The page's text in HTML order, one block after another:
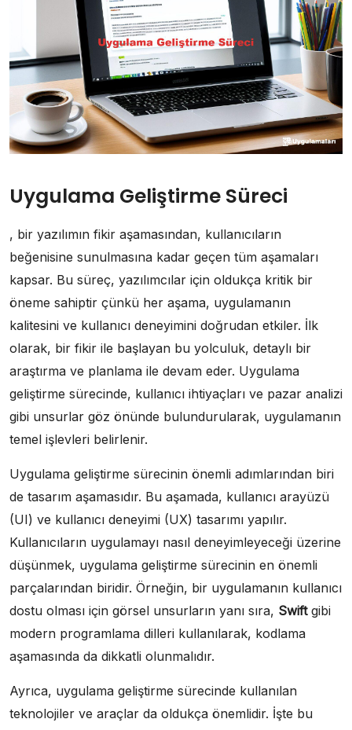
Uygulama Geliştirme Süreci
, bir yazılımın fikir aşamasından, kullanıcıların
beğenisine sunulmasına kadar geçen tüm aşamaları
kapsar. Bu süreç, yazılımcılar için oldukça kritik bir
öneme sahiptir çünkü her aşama, uygulamanın
kalitesini ve kullanıcı deneyimini doğrudan etkiler. İlk
olarak, bir fikir ile başlayan bu yolculuk, detaylı bir
araştırma ve planlama ile devam eder. Uygulama
geliştirme sürecinde, kullanıcı ihtiyaçları ve pazar analizi
gibi unsurlar göz önünde bulundurularak, uygulamanın
temel işlevleri belirlenir.
Uygulama geliştirme sürecinin önemli adımlarından biri
de tasarım aşamasıdır. Bu aşamada, kullanıcı arayüzü
(UI) ve kullanıcı deneyimi (UX) tasarımı yapılır.
Kullanıcıların uygulamayı nasıl deneyimleyeceği üzerine
düşünmek, uygulama geliştirme sürecinin en önemli
parçalarından biridir. Örneğin, bir uygulamanın kullanıcı
dostu olması için görsel unsurların yanı sıra, Swiftgibi
modern programlama dilleri kullanılarak, kodlama
aşamasında da dikkatli olunmalıdır.
Ayrıca, uygulama geliştirme sürecinde kullanılan
teknolojiler ve araçlar da oldukça önemlidir. İşte bu